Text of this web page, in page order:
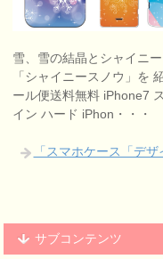
雪、雪の結晶とシャイニ
「シャイニースノウ」を
ール便送料無料 iPhone7
イン ハード iPhon・・・
「スマホケース「デ
サブコンテンツ